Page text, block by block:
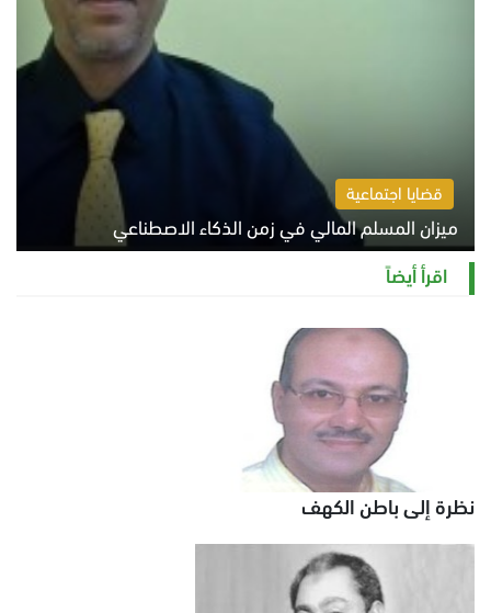
قضايا اجتماعية
ميزان المسلم المالي في زمن الذكاء الاصطناعي
السبت 8 أغسطس 2026 11:21 ص
اقرأ أيضاً
نظرة إلى باطن الكهف